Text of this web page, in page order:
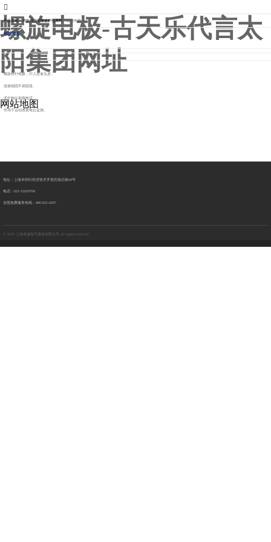
螺旋电极-古天乐代言太
阳集团网址
官网
产品在线>术中神经刺激监护仪系列 >螺旋电极
螺旋电极
螺旋状针电极，拧入患者头皮，
连接稳固不易脱落。
术中输出刺激电流，
作用于运动诱发电位监测。
地址：上海市闵行经济技术开发区南沙路68号
电话：021-51029700
全国免费服务热线：400-921-0207
© 2020 上海诺诚电气股份有限公司 all rights reserved.
网站地图